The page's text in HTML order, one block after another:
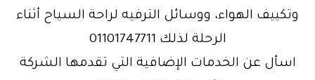
وتكييف الهواء، ووسائل الترفيه لراحة السياح أثناء
الرحلة لذلك 01101747711
اسأل عن الخدمات الإضافية التي تقدمها الشركة